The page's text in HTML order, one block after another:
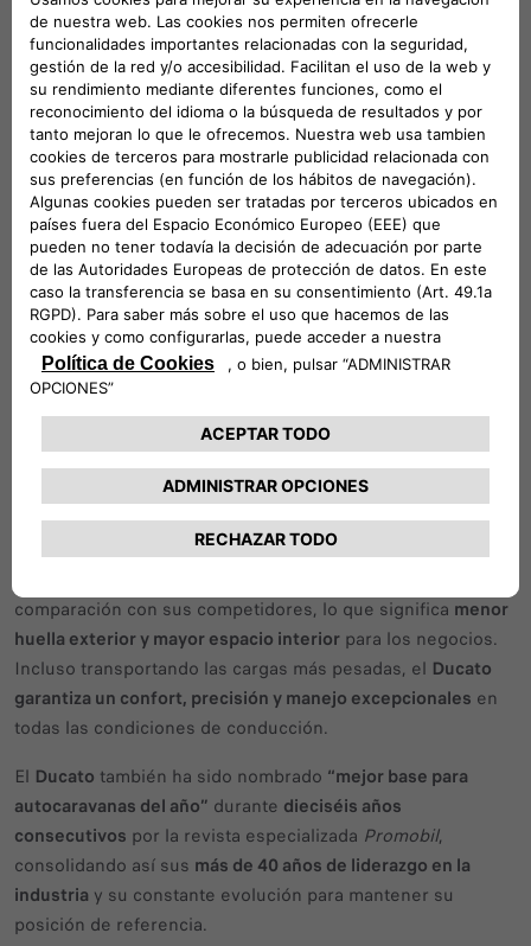
irreverente, enérgico y audaz, y unaexperiencia de
conducción emocionante, gracias también al exclusivo
Generador de Sonido, diseñado para recrear elauténtico
sonido Abarthque maravilla a los entusiastas de todo el
mundo.
Por último, se exhibe elFiat Professional Ducato, ubicado
en el área dedicada aStellantis Pro One, la unidad de
negocio del Grupo especializada en vehículos comerciales.
El vehículo expuesto es unafurgoneta L2H2con motor
térmico de 140 CVytransmisión manual, para permitir a los
visitantes apreciar este modelo de gran éxito, en
producción continua desde1981 y vendido en más de
países de todo el mundo
mantiene sucapacidad de carga líder en su
en la versión diésel, lo que lo convierte en el
más vendido de su segmento. Además, ofrece una
eficiencia de espacio de carga superior
comparación con sus competidores, lo que significa menor
huella exterior y mayor espacio interior para los negocios.
Incluso transportando las cargas más pesadas, el Ducato
garantiza un confort, precisión y manejo excepcionales en
todas las condiciones de conducción.
El Ducato también ha sido nombrado “mejor base para
autocaravanas del año” durante dieciséis años
consecutivos por la revista especializada Promobil,
consolidando así sus más de 40 años de liderazgo en la
industria y su constante evolución para mantener su
posición de referencia.